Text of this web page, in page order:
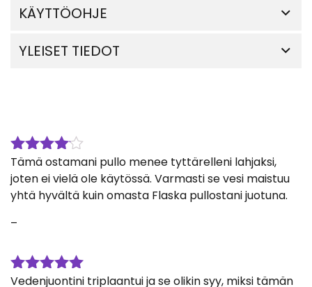
KÄYTTÖOHJE
YLEISET TIEDOT
Arvostelu
tuotteesta:
4/ 5
Tämä ostamani pullo menee tyttärelleni lahjaksi,
joten ei vielä ole käytössä. Varmasti se vesi maistuu
yhtä hyvältä kuin omasta Flaska pullostani juotuna.
–
Arvostelu
Vedenjuontini triplaantui ja se olikin syy, miksi tämän